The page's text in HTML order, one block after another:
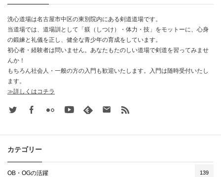
洗心道場は名古屋市中区の東別院内にある剣道道場です。
当道場では、道場訓として「躾（しつけ）・体力・技」をモットーに、心身
の鍛練と礼儀を正し、健全な青少年の育成をしています。
初心者・経験者は問いません。あなたもたのしい道場で剣道を習ってみませ
んか！
もちろん社会人・一般の方の入門も歓迎いたします。入門は随時受付いたし
ます。
≫詳しくはコチラ
Twitter FacebookFlickr Youtube feedly Contact
カテゴリー
OB・OGの活躍 139